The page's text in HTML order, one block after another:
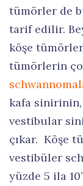
tümörler de
tarif edilir.
köşe
tümörlerin
kafa
vestibular
çıkar. Köşe
vestibüler
yüzde 5 ila